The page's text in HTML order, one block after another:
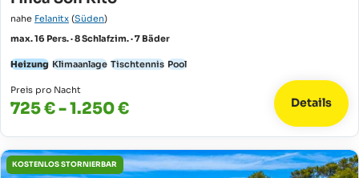
nahe Felanitx (Süden)
max. 16 Pers. · 8 Schlafzim. · 7 Bäder
Heizung Klimaanlage Tischtennis Pool
Preis pro Nacht
725 € - 1.250 € Details
KOSTENLOS STORNIERBAR